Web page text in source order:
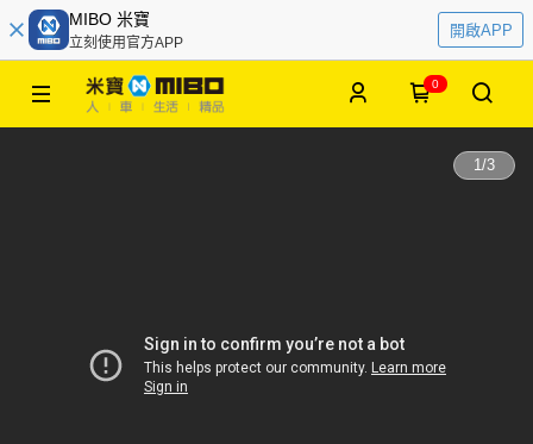
MIBO 米寶
立刻使用官方APP
開啟APP
0
1/3